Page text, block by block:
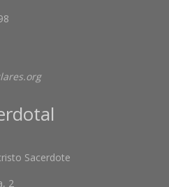
Sacerdote
2